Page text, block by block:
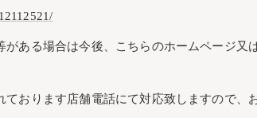
ある場合は今後、こちらのホームページ又
おります店舗電話にて対応致しますので、